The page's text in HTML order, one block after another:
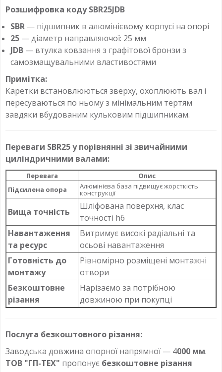
Розшифровка коду SBR25JDB
SBR — підшипник в алюмінієвому корпусі на опорі
25 — діаметр направляючої: 25 мм
JDB — втулка ковзання з графітової бронзи з
самозмащувальними властивостями
Примітка:
Каретки встановлюються зверху, охоплюють вал і
пересуваються по ньому з мінімальним тертям
завдяки вбудованим кульковим підшипникам.
Переваги SBR25 у порівнянні зі звичайними
циліндричними валами:
Перевага
Опис
Підсилена опора
Алюмінієва база підвищує жорсткість
конструкції
Вища точність
Шліфована поверхня, клас
точності h6
Навантаження
та ресурс
Витримує високі радіальні та
осьові навантаження
Готовність до
монтажу
Рівномірно розміщені монтажні
отвори
Безкоштовне
різання
Нарізаємо за потрібною
довжиною при покупці
Послуга безкоштовного різання:
Заводська довжина опорної напрямної — 4000 мм.
ТОВ "ГП-ТЕХ" пропонує безкоштовне різання